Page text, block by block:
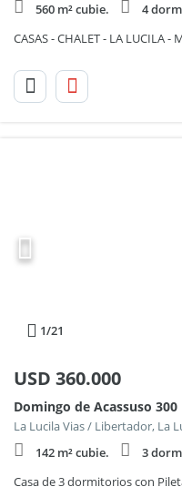
560 m² cubie.
4
CASAS - CHALET - LA LUCILA -
1/21
USD 360.000
Domingo de Acassuso 300
La Lucila Vias / Libertador, La
142 m² cubie.
3